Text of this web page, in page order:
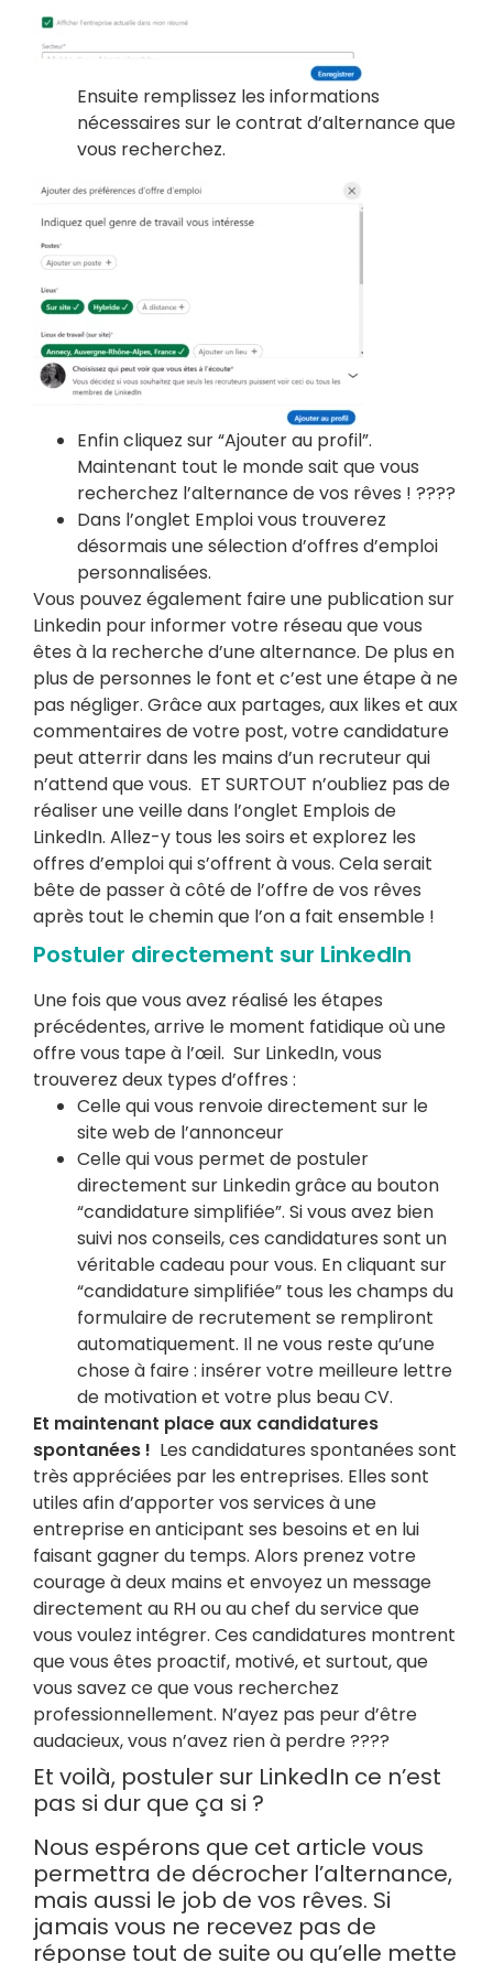
Ensuite remplissez les informations
nécessaires sur le contrat d’alternance que
vous recherchez.
Enfin cliquez sur “Ajouter au profil”.
Maintenant tout le monde sait que vous
recherchez l’alternance de vos rêves ! ????
Dans l’onglet Emploi vous trouverez
désormais une sélection d’offres d’emploi
personnalisées.
Vous pouvez également faire une publication sur
Linkedin pour informer votre réseau que vous
êtes à la recherche d’une alternance. De plus en
plus de personnes le font et c’est une étape à ne
pas négliger. Grâce aux partages, aux likes et aux
commentaires de votre post, votre candidature
peut atterrir dans les mains d’un recruteur qui
n’attend que vous. ET SURTOUT n’oubliez pas de
réaliser une veille dans l’onglet Emplois de
LinkedIn. Allez-y tous les soirs et explorez les
offres d’emploi qui s’offrent à vous. Cela serait
bête de passer à côté de l’offre de vos rêves
après tout le chemin que l’on a fait ensemble !
Postuler directement sur LinkedIn
Une fois que vous avez réalisé les étapes
précédentes, arrive le moment fatidique où une
offre vous tape à l’œil. Sur LinkedIn, vous
trouverez deux types d’offres :
Celle qui vous renvoie directement sur le
site web de l’annonceur
Celle qui vous permet de postuler
directement sur Linkedin grâce au bouton
“candidature simplifiée”. Si vous avez bien
suivi nos conseils, ces candidatures sont un
véritable cadeau pour vous. En cliquant sur
“candidature simplifiée” tous les champs du
formulaire de recrutement se rempliront
automatiquement. Il ne vous reste qu’une
chose à faire : insérer votre meilleure lettre
de motivation et votre plus beau CV.
Et maintenant place aux candidatures
spontanées ! Les candidatures spontanées sont
très appréciées par les entreprises. Elles sont
utiles afin d’apporter vos services à une
entreprise en anticipant ses besoins et en lui
faisant gagner du temps. Alors prenez votre
courage à deux mains et envoyez un message
directement au RH ou au chef du service que
vous voulez intégrer. Ces candidatures montrent
que vous êtes proactif, motivé, et surtout, que
vous savez ce que vous recherchez
professionnellement. N’ayez pas peur d’être
audacieux, vous n’avez rien à perdre????
Et voilà, postuler sur LinkedIn ce n’est
pas si dur que ça si ?
Nous espérons que cet article vous
permettra de décrocher l’alternance,
mais aussi le job de vos rêves. Si
jamais vous ne recevez pas de
réponse tout de suite ou qu’elle mette